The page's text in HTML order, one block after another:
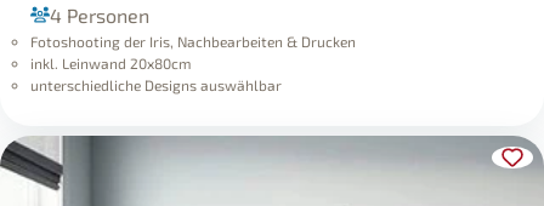
4 Personen
Fotoshooting der Iris, Nachbearbeiten & Drucken
inkl. Leinwand 20x80cm
unterschiedliche Designs auswählbar